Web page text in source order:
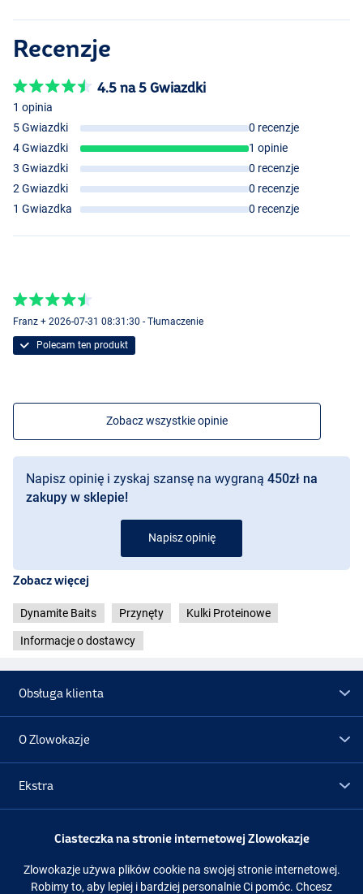
Recenzje
4.5 na 5 Gwiazdki
1 opinia
5 Gwiazdki
0 recenzje
4 Gwiazdki
1 opinie
3 Gwiazdki
0 recenzje
2 Gwiazdki
0 recenzje
1 Gwiazdka
0 recenzje
Franz + 2026-07-31 08:31:30 - Tłumaczenie
Polecam ten produkt
Zobacz wszystkie opinie
Napisz opinię i zyskaj szansę na wygraną 450zł na
zakupy w sklepie!
Napisz opinię
Zobacz więcej
Dynamite Baits Przynęty Kulki Proteinowe
Informacje o dostawcy
Obsługa klienta
O Zlowokazje
Ekstra
Promocje
Obserwuj nas Facebook Instagram
Ciasteczka na stronie internetowej Zlowokazje
Zlowokazje używa plików cookie na swojej stronie internetowej.
Robimy to, aby lepiej i bardziej personalnie Ci pomóc. Chcesz